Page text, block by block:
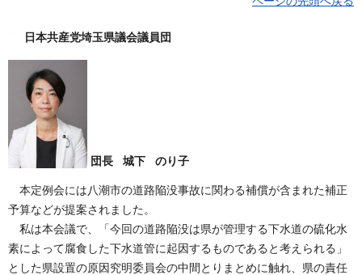
日本共産党埼玉県議会議員団
団長 城下 のり子
本定例会には八潮市の道路陥没事故に関わる補償が含まれた補正
予算などが提案されました。
私は本会議で、「今回の道路陥没は県が管理する下水道の硫化水
素によって腐食した下水道管に起因するものであると考えられる」
とした県設置の原因究明委員会の中間とりまとめに触れ、県の責任